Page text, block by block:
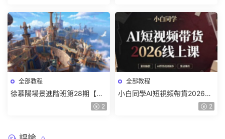
全部教程
徐慕陽場景進階班第28期【畫
2
全部教程
小白同學AI短視頻帶貨2026線
2